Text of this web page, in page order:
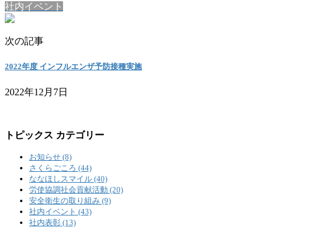
社内イベント
次の記事
2022年度 インフルエンザ予防接種実施
2022年12月7日
トピックス カテゴリー
お知らせ (8)
さくらごころ (44)
ななほしスマイル (40)
労使協調社会貢献活動 (20)
安全衛生の取り組み (9)
社内イベント (43)
社内表彰 (13)